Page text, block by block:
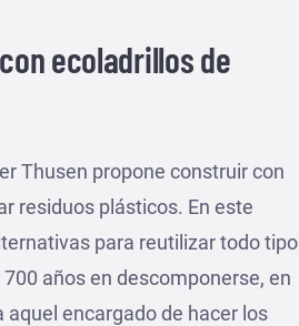
ecoladrillos de
Thusen propone construir con
residuos plásticos. En este
para reutilizar todo tipo
años en descomponerse, en
encargado de hacer los